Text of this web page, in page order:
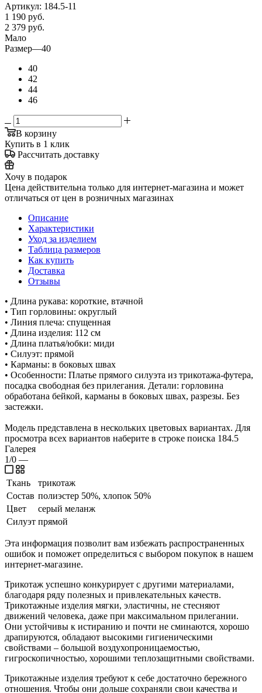
Артикул: 184.5-11
1 190 руб.
2 379 руб.
Мало
Размер—40
40
42
44
46
В корзину
Купить в 1 клик
Рассчитать доставку
Хочу в подарок
Цена действительна только для интернет-магазина и может
отличаться от цен в розничных магазинах
Описание
Характеристики
Уход за изделием
Таблица размеров
Как купить
Доставка
Отзывы
• Длина рукава: короткие, втачной
• Тип горловины: округлый
• Линия плеча: спущенная
• Длина изделия: 112 см
• Длина платья/юбки: миди
• Силуэт: прямой
• Карманы: в боковых швах
• Особенности: Платье прямого силуэта из трикотажа-футера,
посадка свободная без прилегания. Детали: горловина
обработана бейкой, карманы в боковых швах, разрезы. Без
застежки.
Модель представлена в нескольких цветовых вариантах. Для
просмотра всех вариантов наберите в строке поиска 184.5
Галерея
1/0 —
Ткань
трикотаж
Состав полиэстер 50%, хлопок 50%
Цвет
серый меланж
Силуэт прямой
Эта информация позволит вам избежать распространенных
ошибок и поможет определиться с выбором покупок в нашем
интернет-магазине.
Трикотаж успешно конкурирует с другими материалами,
благодаря ряду полезных и привлекательных качеств.
Трикотажные изделия мягки, эластичны, не стесняют
движений человека, даже при максимальном прилегании.
Они устойчивы к истиранию и почти не сминаются, хорошо
драпируются, обладают высокими гигиеническими
свойствами – большой воздухопроницаемостью,
гигроскопичностью, хорошими теплозащитными свойствами.
Трикотажные изделия требуют к себе достаточно бережного
отношения. Чтобы они дольше сохраняли свои качества и